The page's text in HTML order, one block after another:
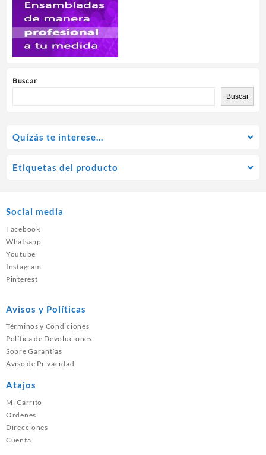
Buscar
Buscar
Quízás te interese…
Etiquetas del producto
Social media
Facebook
Whatsapp
Youtube
Instagram
Pinterest
Avisos y Políticas
Términos y Condiciones
Política de Devoluciones
Sobre Garantías
Aviso de Privacidad
Atajos
Mi Carrito
Ordenes
Direcciones
Cuenta